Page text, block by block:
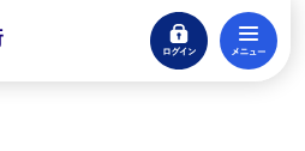
ログイン
閉じる
開始について